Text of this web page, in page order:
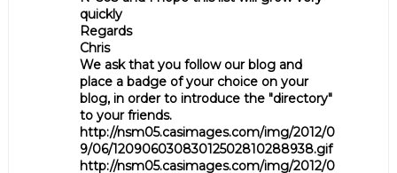
quickly
Regards
Chris
We ask that you follow our blog and
place a badge of your choice on your
blog, in order to introduce the "directory"
to your friends.
http://nsm05.casimages.com/img/2012/0
9/06/12090603083012502810288938.gif
http://nsm05.casimages.com/img/2012/0